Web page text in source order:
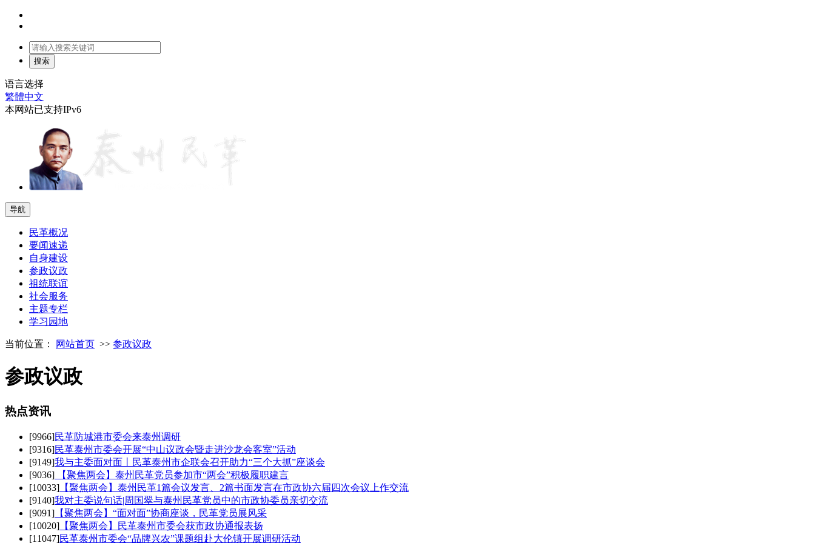
语言选择
繁體中文
本网站已支持IPv6
导航
民革概况
要闻速递
自身建设
参政议政
祖统联谊
社会服务
主题专栏
学习园地
当前位置： 网站首页 >> 参政议政
参政议政
热点资讯
[9966]民革防城港市委会来泰州调研
[9316]民革泰州市委会开展“中山议政会暨走进沙龙会客室”活动
[9149]我与主委面对面丨民革泰州市企联会召开助力“三个大抓”座谈会
[9036] 【聚焦两会】泰州民革党员参加市“两会”积极履职建言
[10033] 【聚焦两会】泰州民革1篇会议发言、2篇书面发言在市政协六届四次会议上作交流
[9140]我对主委说句话|周国翠与泰州民革党员中的市政协委员亲切交流
[9091] 【聚焦两会】“面对面”协商座谈，民革党员展风采
[10020] 【聚焦两会】民革泰州市委会获市政协通报表扬
[11047]民革泰州市委会“品牌兴农”课题组赴大伦镇开展调研活动